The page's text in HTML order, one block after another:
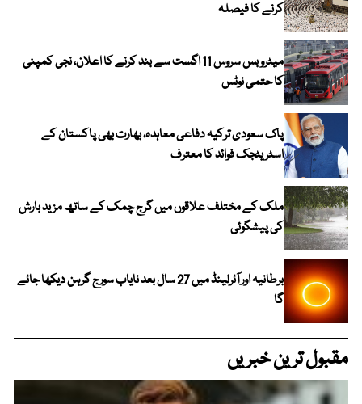
کرنے کا فیصلہ
میٹرو بس سروس 11 اگست سے بند کرنے کا اعلان، نجی کمپنی
کا حتمی نوٹس
پاک سعودی ترکیہ دفاعی معاہدہ، بھارت بھی پاکستان کے
اسٹریٹجک فوائد کا معترف
ملک کے مختلف علاقوں میں گرج چمک کے ساتھ مزید بارش
کی پیشگوئی
برطانیہ اور آئرلینڈ میں 27 سال بعد نایاب سورج گرہن دیکھا جائے
گا
مقبول ترین خبریں